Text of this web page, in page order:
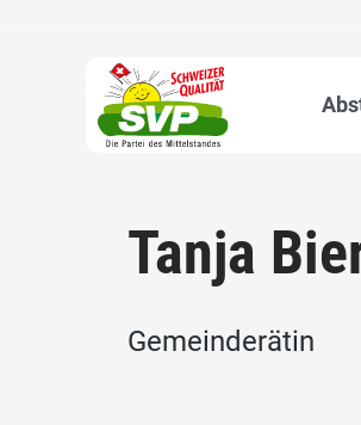
Tanja
Gemeinderätin